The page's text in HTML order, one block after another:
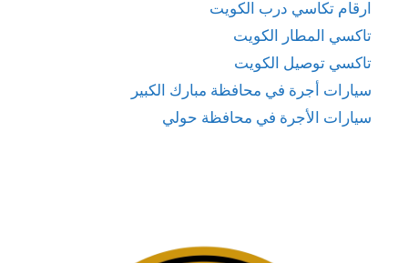
ارقام تكاسي درب الكويت
تاكسي المطار الكويت
تاكسي توصيل الكويت
سيارات أجرة في محافظة مبارك الكبير
سيارات الأجرة في محافظة حولي